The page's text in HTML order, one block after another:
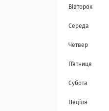
Вівторок
Середа
Четвер
Пʼятниця
Субота
Неділя